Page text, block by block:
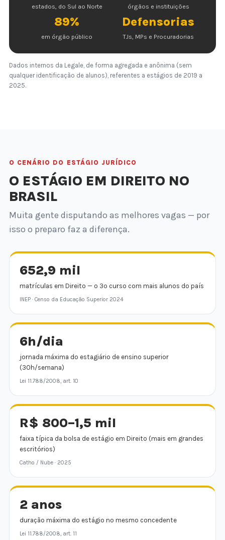
estados, do Sul ao Norte órgãos e instituições
89%
em órgão público
Defensorias
TJs, MPs e Procuradorias
Dados internos da Legale, de forma agregada e anônima (sem
qualquer identificação de alunos), referentes a estágios de 2019 a
2025.
O CENÁRIO DO ESTÁGIO JURÍDICO
O ESTÁGIO EM DIREITO NO
BRASIL
Muita gente disputando as melhores vagas — por
isso o preparo faz a diferença.
652,9 mil
matrículas em Direito — o 3º curso com mais alunos do país
INEP · Censo da Educação Superior 2024
6h/dia
jornada máxima do estagiário de ensino superior
(30h/semana)
Lei 11.788/2008, art. 10
R$ 800–1,5 mil
faixa típica da bolsa de estágio em Direito (mais em grandes
escritórios)
Catho / Nube · 2025
2 anos
duração máxima do estágio no mesmo concedente
Lei 11.788/2008, art. 11